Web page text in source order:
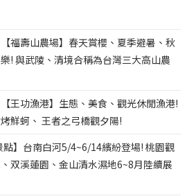
【福壽山農場】春天賞櫻、夏季避暑、秋
! 與武陵、清境合稱為台灣三大高山農
【王功漁港】生態、美食、觀光休閒漁港!
鮮蚵、 王者之弓橋觀夕陽!
點】台南白河5/4~6/14繽紛登場! 桃園觀
双溪蓮園、金山清水濕地6~8月陸續展